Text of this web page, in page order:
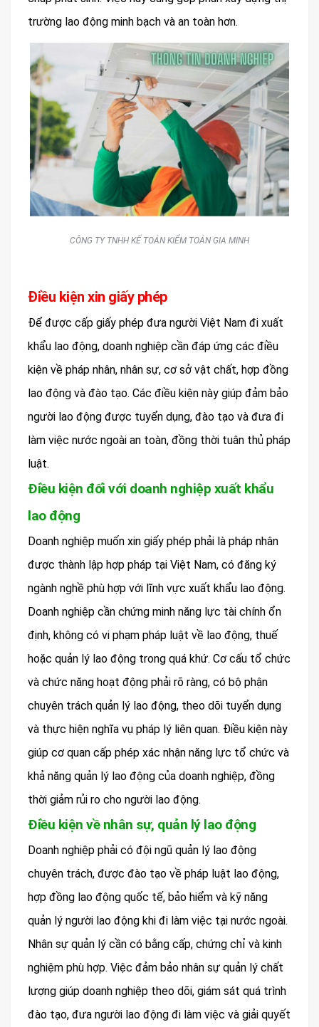
trường lao động minh bạch và an toàn hơn.
CÔNG TY TNHH KẾ TOÁN KIỂM TOÁN GIA MINH
Điều kiện xin giấy phép
Để được cấp giấy phép đưa người Việt Nam đi xuất
khẩu lao động, doanh nghiệp cần đáp ứng các điều
kiện về pháp nhân, nhân sự, cơ sở vật chất, hợp đồng
lao động và đào tạo. Các điều kiện này giúp đảm bảo
người lao động được tuyển dụng, đào tạo và đưa đi
làm việc nước ngoài an toàn, đồng thời tuân thủ pháp
luật.
Điều kiện đối với doanh nghiệp xuất khẩu
lao động
Doanh nghiệp muốn xin giấy phép phải là pháp nhân
được thành lập hợp pháp tại Việt Nam, có đăng ký
ngành nghề phù hợp với lĩnh vực xuất khẩu lao động.
Doanh nghiệp cần chứng minh năng lực tài chính ổn
định, không có vi phạm pháp luật về lao động, thuế
hoặc quản lý lao động trong quá khứ. Cơ cấu tổ chức
và chức năng hoạt động phải rõ ràng, có bộ phận
chuyên trách quản lý lao động, theo dõi tuyển dụng
và thực hiện nghĩa vụ pháp lý liên quan. Điều kiện này
giúp cơ quan cấp phép xác nhận năng lực tổ chức và
khả năng quản lý lao động của doanh nghiệp, đồng
thời giảm rủi ro cho người lao động.
Điều kiện về nhân sự, quản lý lao động
Doanh nghiệp phải có đội ngũ quản lý lao động
chuyên trách, được đào tạo về pháp luật lao động,
hợp đồng lao động quốc tế, bảo hiểm và kỹ năng
quản lý người lao động khi đi làm việc tại nước ngoài.
Nhân sự quản lý cần có bằng cấp, chứng chỉ và kinh
nghiệm phù hợp. Việc đảm bảo nhân sự quản lý chất
lượng giúp doanh nghiệp theo dõi, giám sát quá trình
đào tạo, đưa người lao động đi làm việc và giải quyết